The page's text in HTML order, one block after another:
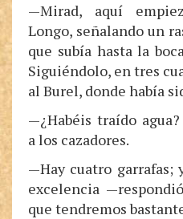
—Mirad, aquí
Longo, señalando un
que subía hasta la
Siguiéndolo, en tres
al Burel, donde había
—¿Habéis traído
a los cazadores.
—Hay cuatro garrafas;
excelencia
que tendremos